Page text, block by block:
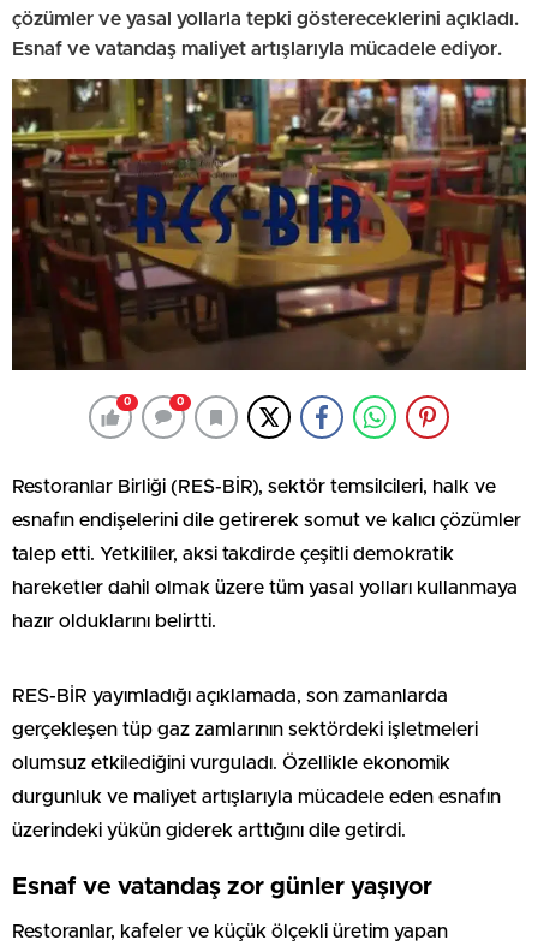
çözümler ve yasal yollarla tepki göstereceklerini açıkladı.
Esnaf ve vatandaş maliyet artışlarıyla mücadele ediyor.
0 0
Restoranlar Birliği (RES-BİR), sektör temsilcileri, halk ve
esnafın endişelerini dile getirerek somut ve kalıcı çözümler
talep etti. Yetkililer, aksi takdirde çeşitli demokratik
hareketler dahil olmak üzere tüm yasal yolları kullanmaya
hazır olduklarını belirtti.
RES-BİR yayımladığı açıklamada, son zamanlarda
gerçekleşen tüp gaz zamlarının sektördeki işletmeleri
olumsuz etkilediğini vurguladı. Özellikle ekonomik
durgunluk ve maliyet artışlarıyla mücadele eden esnafın
üzerindeki yükün giderek arttığını dile getirdi.
Esnaf ve vatandaş zor günler yaşıyor
Restoranlar, kafeler ve küçük ölçekli üretim yapan